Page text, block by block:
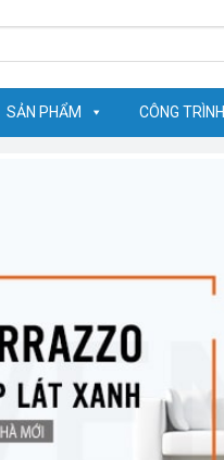
SẢN PHẨM CÔNG TRÌNH